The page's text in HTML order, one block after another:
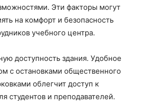
Эти факторы могут
на комфорт и безопасность
учебного центра.
доступность здания. Удобное
с остановками общественного
облегчит доступ к
студентов и преподавателей.